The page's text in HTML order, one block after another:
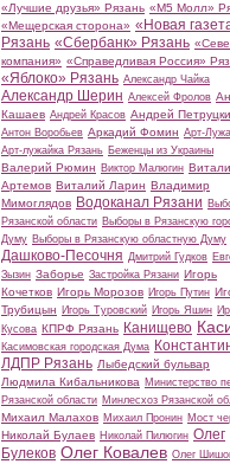
«Лучшие друзья» Рязань «М5 Молл»
«Мещерская сторона» «Новая
Рязань «Сбербанк» Рязань
компания» «Справедливая Россия»
«Яблоко» Рязань Александр Чайка
Александр Шерин Алексей Фролов
Кашаев Андрей Красов Андрей
Антон Воробьев Аркадий Фомин Арт-
Арт-лужайка Рязань Беженцы из Украины
Валерий Рюмин Виктор Малюгин
Артемов Виталий Ларин Владимир
Мимоглядов Водоканал Рязани
Рязанской области Выборы в Рязанскую
Думу Выборы в Рязанскую областную Думу
Дашково-Песочня Дмитрий Гудков
Зызин Заборье Застройка Рязани Игорь
Кочетков Игорь Морозов Игорь Путин
Трубицын Игорь Туровский Игорь Яшин
Кусова КПРФ Рязань Канищево
Касимовская городская Дума
ЛДПР Рязань Лыбедский бульвар
Людмила Кибальникова Министерство
Рязанской области Минлесхоз Рязанской
Михаил Малахов Михаил Пронин Мост
Николай Булаев Николай Пилюгин Олег
Булеков Олег Ковалев Олег